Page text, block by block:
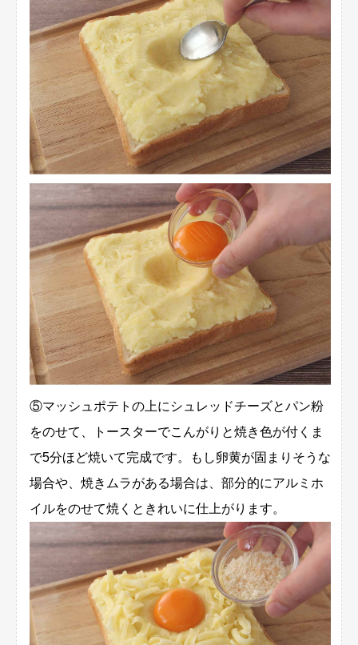
⑤マッシュポテトの上にシュレッドチーズとパン粉
をのせて、トースターでこんがりと焼き色が付くま
で5分ほど焼いて完成です。もし卵黄が固まりそうな
場合や、焼きムラがある場合は、部分的にアルミホ
イルをのせて焼くときれいに仕上がります。